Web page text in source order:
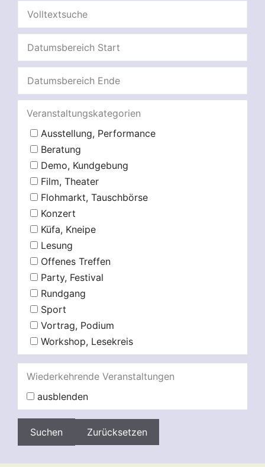
Veranstaltungskategorien
Ausstellung, Performance
Beratung
Demo, Kundgebung
Film, Theater
Flohmarkt, Tauschbörse
Konzert
Küfa, Kneipe
Lesung
Offenes Treffen
Party, Festival
Rundgang
Sport
Vortrag, Podium
Workshop, Lesekreis
Wiederkehrende Veranstaltungen
ausblenden
Zurücksetzen